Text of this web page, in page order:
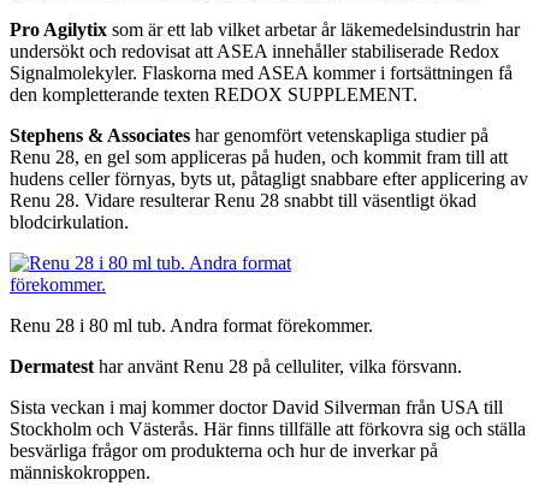
Pro Agilytix som är ett lab vilket arbetar år läkemedelsindustrin har
undersökt och redovisat att ASEA innehåller stabiliserade Redox
Signalmolekyler. Flaskorna med ASEA kommer i fortsättningen få
den kompletterande texten REDOX SUPPLEMENT.
Stephens & Associates har genomfört vetenskapliga studier på
Renu 28, en gel som appliceras på huden, och kommit fram till att
hudens celler förnyas, byts ut, påtagligt snabbare efter applicering av
Renu 28. Vidare resulterar Renu 28 snabbt till väsentligt ökad
blodcirkulation.
Renu 28 i 80 ml tub. Andra format förekommer.
Dermatest har använt Renu 28 på celluliter, vilka försvann.
Sista veckan i maj kommer doctor David Silverman från USA till
Stockholm och Västerås. Här finns tillfälle att förkovra sig och ställa
besvärliga frågor om produkterna och hur de inverkar på
människokroppen.